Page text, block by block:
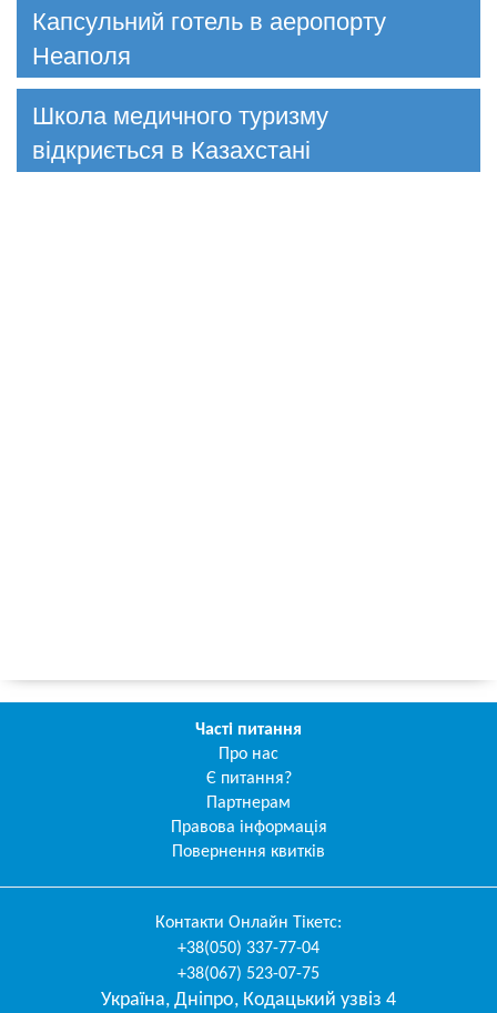
Капсульний готель в аеропорту
Неаполя
Школа медичного туризму
відкриється в Казахстані
Часті питання
Про нас
Є питання?
Партнерам
Правова інформація
Повернення квитків
Контакти Онлайн Тікетс:
+38(050) 337-77-04
+38(067) 523-07-75
Україна, Дніпро, Кодацький узвіз 4